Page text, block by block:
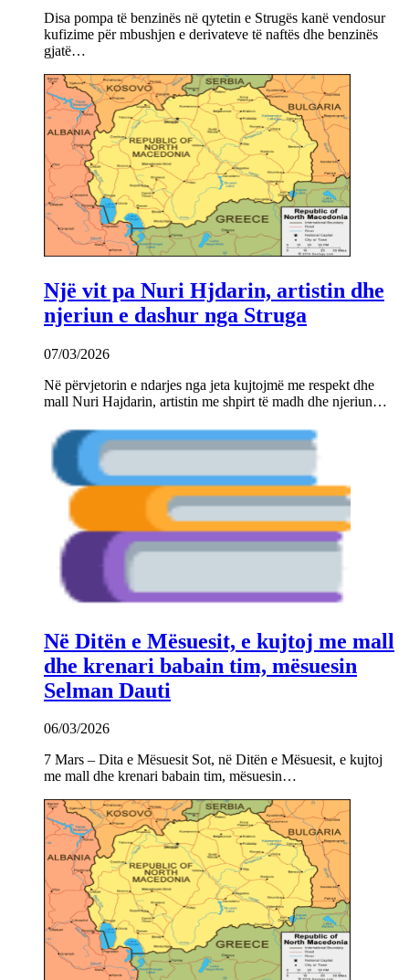
Disa pompa të benzinës në qytetin e Strugës kanë vendosur
kufizime për mbushjen e derivateve të naftës dhe benzinës
gjatë…
Një vit pa Nuri Hjdarin, artistin dhe
njeriun e dashur nga Struga
07/03/2026
Në përvjetorin e ndarjes nga jeta kujtojmë me respekt dhe
mall Nuri Hajdarin, artistin me shpirt të madh dhe njeriun…
Në Ditën e Mësuesit, e kujtoj me mall
dhe krenari babain tim, mësuesin
Selman Dauti
06/03/2026
7 Mars – Dita e Mësuesit Sot, në Ditën e Mësuesit, e kujtoj
me mall dhe krenari babain tim, mësuesin…